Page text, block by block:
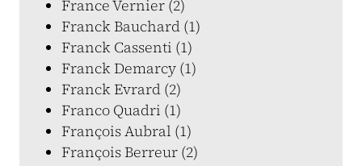
France Vernier (2)
Franck Bauchard (1)
Franck Cassenti (1)
Franck Demarcy (1)
Franck Evrard (2)
Franco Quadri (1)
François Aubral (1)
François Berreur (2)